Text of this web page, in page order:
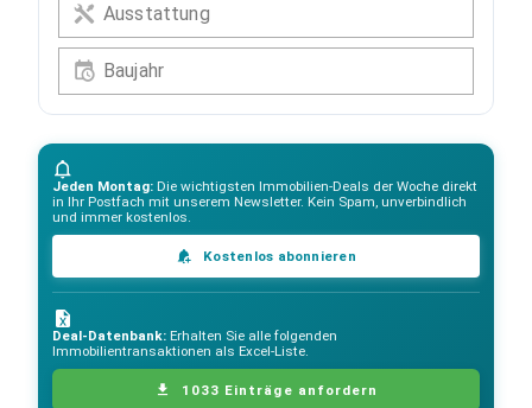
Ausstattung
Baujahr
Jeden Montag: Die wichtigsten Immobilien-Deals der Woche direkt
in Ihr Postfach mit unserem Newsletter. Kein Spam, unverbindlich
und immer kostenlos.
Kostenlos abonnieren
Deal-Datenbank: Erhalten Sie alle folgenden
Immobilientransaktionen als Excel-Liste.
1033 Einträge anfordern